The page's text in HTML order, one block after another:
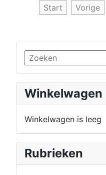
Winkelwagen
Winkelwagen is leeg
Rubrieken
Start Vorige